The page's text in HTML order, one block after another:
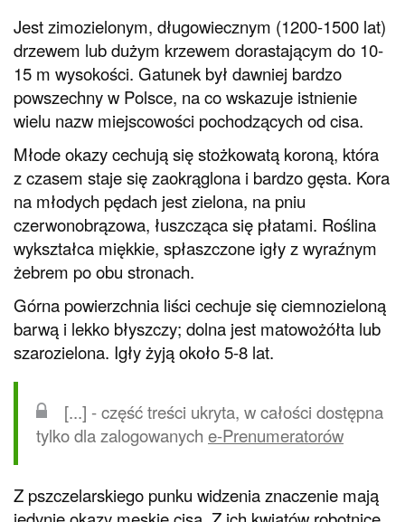
Jest zimozielonym, długowiecznym (1200-1500 lat)
drzewem lub dużym krzewem dorastającym do 10-
15 m wysokości. Gatunek był dawniej bardzo
powszechny w Polsce, na co wskazuje istnienie
wielu nazw miejscowości pochodzących od cisa.
Młode okazy cechują się stożkowatą koroną, która
z czasem staje się zaokrąglona i bardzo gęsta. Kora
na młodych pędach jest zielona, na pniu
czerwonobrązowa, łuszcząca się płatami. Roślina
wykształca miękkie, spłaszczone igły z wyraźnym
żebrem po obu stronach.
Górna powierzchnia liści cechuje się ciemnozieloną
barwą i lekko błyszczy; dolna jest matowożółta lub
szarozielona. Igły żyją około 5-8 lat.
[...] - część treści ukryta, w całości dostępna
tylko dla zalogowanych e-Prenumeratorów
Z pszczelarskiego punku widzenia znaczenie mają